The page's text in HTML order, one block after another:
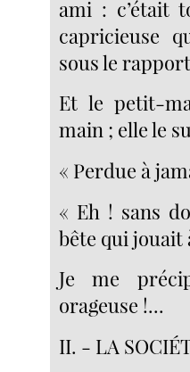
ami : c’était
capricieuse
sous le
Et le petit-
main ; elle le
« Perdue à
« Eh ! sans
bête qui jouait
Je me
orageuse !...
II. - LA